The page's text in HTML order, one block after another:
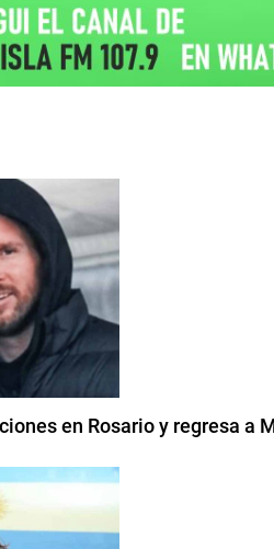
en Rosario y regresa a